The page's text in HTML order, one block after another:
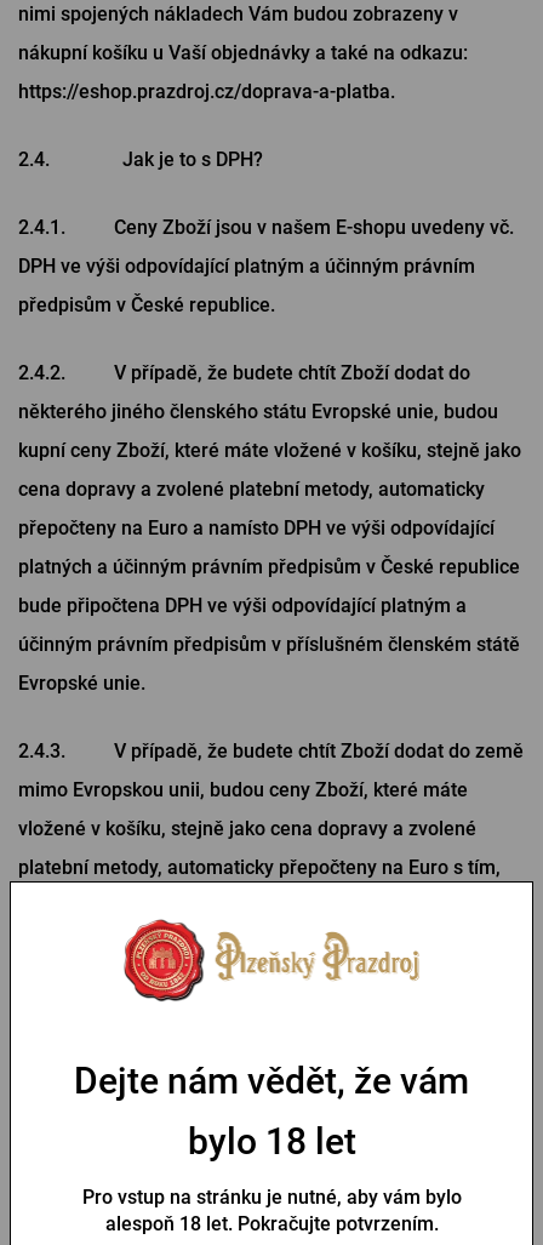
nimi spojených nákladech Vám budou zobrazeny v
nákupní košíku u Vaší objednávky a také na odkazu:
https://eshop.prazdroj.cz/doprava-a-platba.
2.4. Jak je to s DPH?
2.4.1. Ceny Zboží jsou v našem E-shopu uvedeny vč.
DPH ve výši odpovídající platným a účinným právním
předpisům v České republice.
2.4.2. V případě, že budete chtít Zboží dodat do
některého jiného členského státu Evropské unie, budou
kupní ceny Zboží, které máte vložené v košíku, stejně jako
cena dopravy a zvolené platební metody, automaticky
přepočteny na Euro a namísto DPH ve výši odpovídající
platných a účinným právním předpisům v České republice
bude připočtena DPH ve výši odpovídající platným a
účinným právním předpisům v příslušném členském státě
Evropské unie.
2.4.3. V případě, že budete chtít Zboží dodat do země
mimo Evropskou unii, budou ceny Zboží, které máte
vložené v košíku, stejně jako cena dopravy a zvolené
platební metody, automaticky přepočteny na Euro s tím,
platným a účinným právním předpisům v České republice.
3.1.1. Vybrané Zboží si v našem E-shopu závazně
objednáte tak, že je vložíte do košíku a zvolíte typ dopravy
Dejte nám vědět, že vám
bylo 18 let
Pro vstup na stránku je nutné, aby vám bylo
alespoň 18 let. Pokračujte potvrzením.